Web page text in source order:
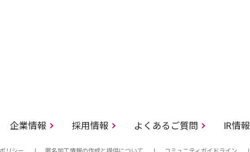
企業情報 採用情報 よくあるご質問 IR情報